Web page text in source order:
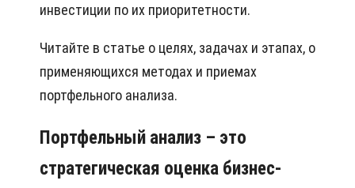
инвестиции по их приоритетности.
Читайте в статье о целях, задачах и этапах, о
применяющихся методах и приемах
портфельного анализа.
Портфельный анализ – это
стратегическая оценка бизнес-